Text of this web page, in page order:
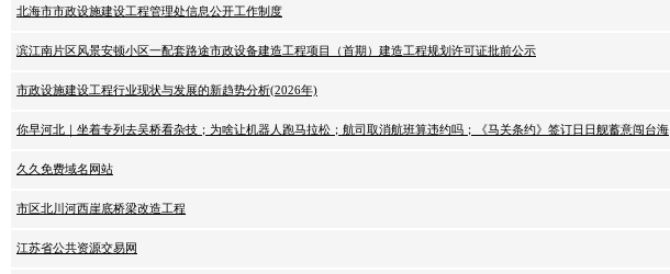
北海市市政设施建设工程管理处信息公开工作制度
滨江南片区风景安顿小区一配套路途市政设备建造工程项目（首期）建造工程规划许可证批前公示
市政设施建设工程行业现状与发展的新趋势分析(2026年)
你早河北｜坐着专列去吴桥看杂技；为啥让机器人跑马拉松；航司取消航班算违约吗；《马关条约》签订日日舰蓄意闯台海
久久免费域名网站
市区北川河西崖底桥梁改造工程
江苏省公共资源交易网